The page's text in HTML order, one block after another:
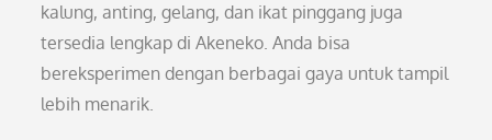
kalung, anting, gelang, dan ikat pinggang juga
tersedia lengkap di Akeneko. Anda bisa
bereksperimen dengan berbagai gaya untuk tampil
lebih menarik.